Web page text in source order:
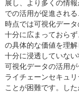
展し、より多くの情
での活用が促進され
時点では可視化デー
十分に広まっておら
の具体的な価値を理
十分に浸透していない
可視化データの活用
ライチェーンセキュ
ことが困難です。し